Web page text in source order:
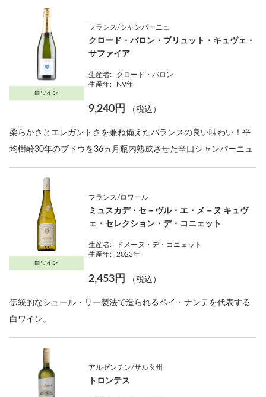
白ワイン
フランス/シャンパーニュ
クロード・バロン・ブリュット・キュヴェ・
サファイア
生産者:
クロード・バロン
生産年:
NV年
9,240円 （税込）
柔らかさとエレガントさを兼ね備えたバランスの良い味わい！平
均樹齢30年のブドウを36ヵ月瓶内熟成させた辛口シャンパーニュ
白ワイン
フランス/ロワール
ミュスカデ・セ－ヴル・エ・メ－ヌ キュヴ
ェ・セレクション・デ・コニェット
生産者:
ドメーヌ・デ・コニェット
生産年:
2023年
2,453円 （税込）
伝統的なシュール・リー製法で造られるペイ・ナンテを代表する
白ワイン。
アルゼンチン/サルタ州
トロンテス